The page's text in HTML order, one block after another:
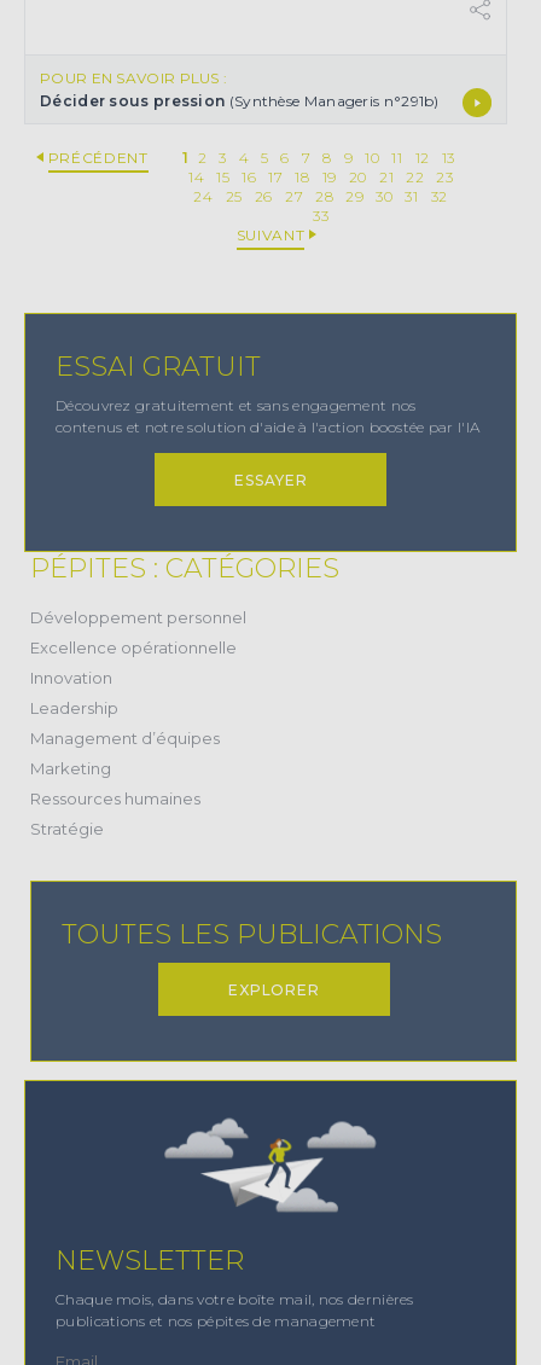
POUR EN SAVOIR PLUS :
Décider sous pression (Synthèse Manageris n°291b)
PRÉCÉDENT 1 2 3 4 5 6 7 8 9 10 11 12
13
14
15 16 17 18 19 20 21 22
23
24
25 26 27 28 29 30 31
32
33
SUIVANT
ESSAI GRATUIT
Découvrez gratuitement et sans engagement nos
contenus et notre solution d'aide à l'action boostée par l'IA
ESSAYER
PÉPITES : CATÉGORIES
Développement personnel
Excellence opérationnelle
Innovation
Leadership
Management d’équipes(28)
Marketing
Ressources humaines(24)
Stratégie
TOUTES LES PUBLICATIONS
EXPLORER
NEWSLETTER
Chaque mois, dans votre boîte mail, nos dernières
publications et nos pépites de management